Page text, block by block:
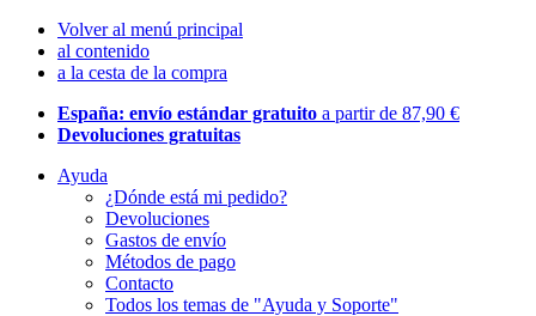
Volver al menú principal
al contenido
a la cesta de la compra
España: envío estándar gratuito a partir de 87,90 €
Devoluciones gratuitas
Ayuda
¿Dónde está mi pedido?
Devoluciones
Gastos de envío
Métodos de pago
Contacto
Todos los temas de "Ayuda y Soporte"